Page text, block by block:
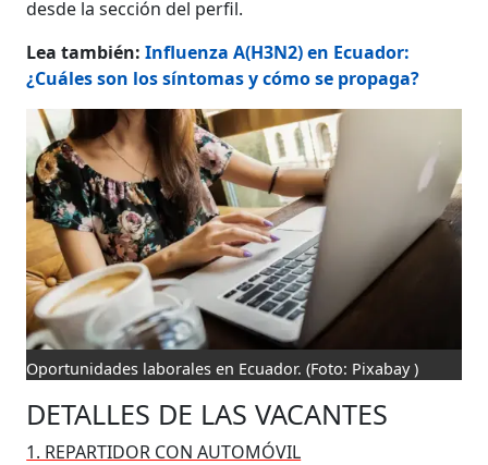
desde la sección del perfil.
Lea también:Influenza A(H3N2) en Ecuador:
¿Cuáles son los síntomas y cómo se propaga?
Oportunidades laborales en Ecuador.(Foto: Pixabay )
DETALLES DE LAS VACANTES
1. REPARTIDOR CON AUTOMÓVIL